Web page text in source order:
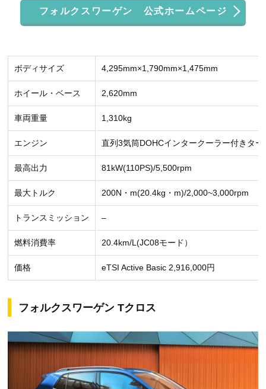
フォルクスワーゲン 公式ホームページ
ボディサイズ 4,295mm×1,790mm×1,475mm
ホイール・ベース 2,620mm
車両重量 1,310kg
エンジン 直列3気筒DOHCインタークーラー付きタ
最高出力 81kW(110PS)/5,500rpm
最大トルク 200N・m(20.4kg・m)/2,000~3,000rpm
トランスミッション –
燃料消費率 20.4km/L(JC08モード）
価格 eTSI Active Basic 2,916,000円
フォルクスワーゲン Tクロス